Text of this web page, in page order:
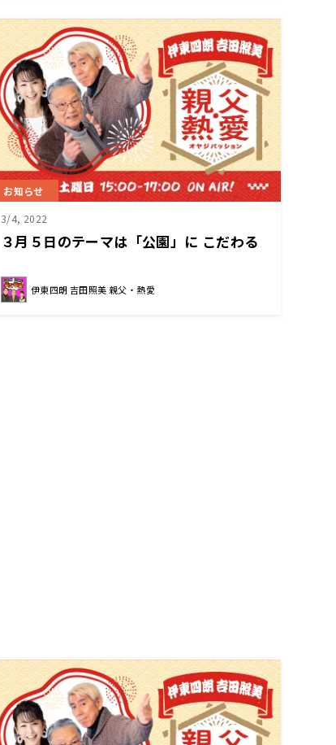
お知らせ
3/4, 2022
３月５日のテーマは「公園」に こだわる
伊東四朗 吉田照美 親父・熱愛